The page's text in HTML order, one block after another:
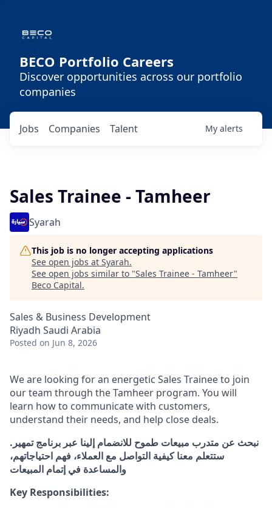
BECO Portfolio Careers
Discover opportunities across our portfolio
companies
Jobs Companies Talent My alerts
Sales Trainee - Tamheer
Syarah
This job is no longer accepting applications
See open jobs at Syarah.
See open jobs similar to "Sales Trainee - Tamheer"
Beco Capital.
Sales & Business Development
Riyadh Saudi Arabia
Posted on Jun 8, 2026
We are looking for an energetic Sales Trainee to join
our team through the Tamheer program. You will
learn how to communicate with customers,
understand their needs, and help close deals.
نبحث عن متدرب مبيعات طموح للانضمام إلينا عبر برنامج تمهير.
ستتعلم معنا كيفية التواصل مع العملاء، فهم احتياجاتهم،
والمساعدة في إتمام المبيعات
Key Responsibilities: